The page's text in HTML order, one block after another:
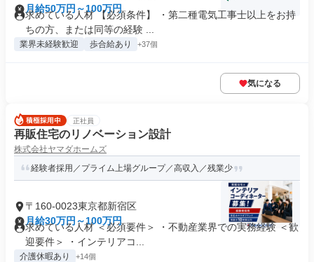
月給50万円～100万円
求めている人材 【必須条件】 ・第二種電気工事士以上をお持
ちの方、または同等の経験 ...
業界未経験歓迎 歩合給あり +37個
気になる
正社員
再販住宅のリノベーション設計
株式会社ヤマダホームズ
経験者採用／プライム上場グループ／高収入／残業少
〒160-0023東京都新宿区
月給30万円～100万円
求めている人材 ＜必須要件＞ ・不動産業界での実務経験 ＜歓
迎要件＞ ・インテリアコ...
介護休暇あり +14個